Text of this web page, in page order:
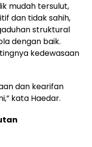
mudah tersulut,
dan tidak sahih,
struktural
dengan baik.
kedewasaan
dan kearifan
kata Haedar.